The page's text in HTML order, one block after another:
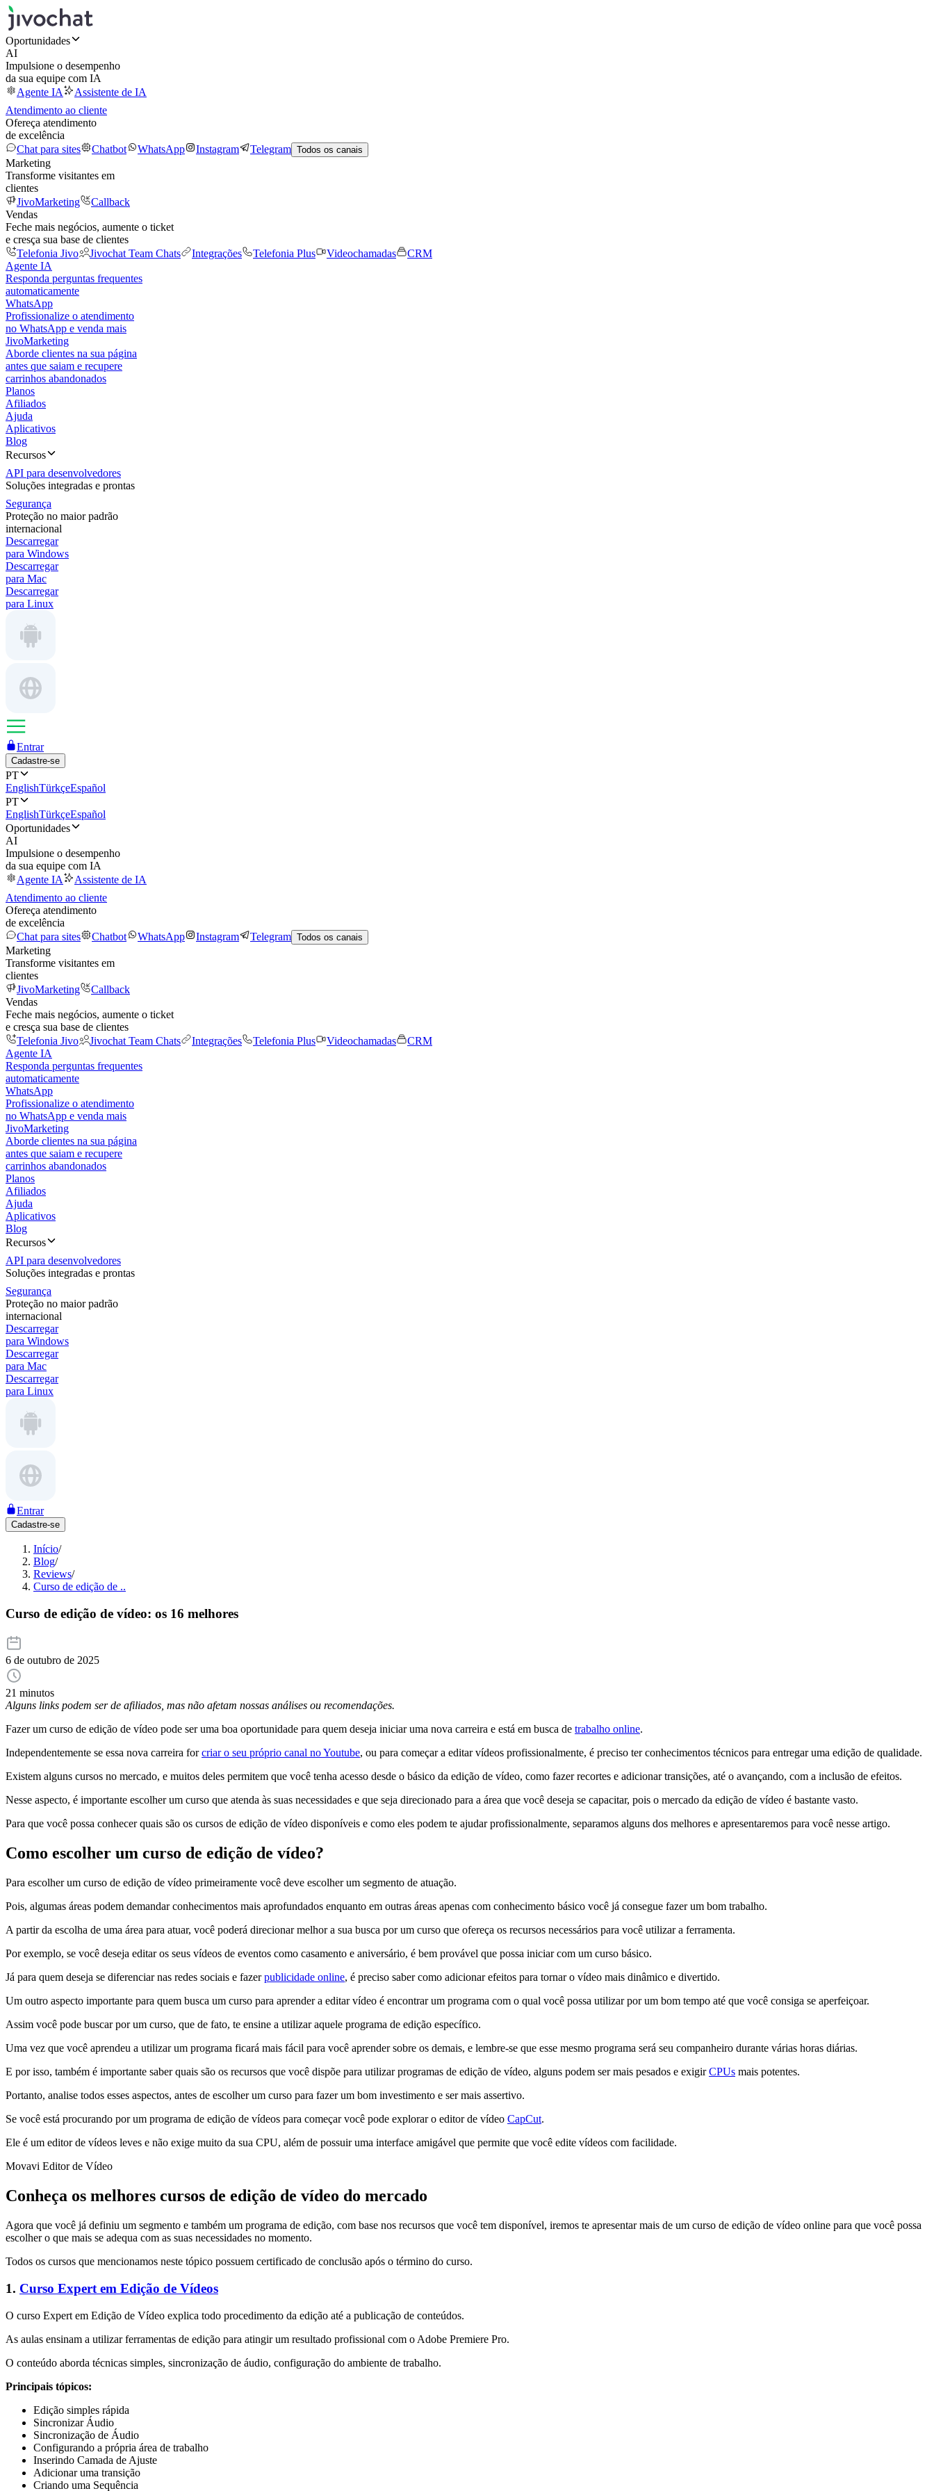
Oportunidades
AI
Impulsione o desempenho
da sua equipe com IA
Agente IA
Assistente de IA
Atendimento ao cliente
Ofereça atendimento
de excelência
Chat para sites
Chatbot WhatsApp Instagram Telegram Todos os canais
Marketing
Transforme visitantes em
clientes
JivoMarketing
Callback
Vendas
Feche mais negócios, aumente o ticket
e cresça sua base de clientes
Telefonia Jivo
Jivochat Team Chats Integrações Telefonia Plus Videochamadas
CRM
Agente IA
Responda perguntas frequentes
automaticamente
WhatsApp
Profissionalize o atendimento
no WhatsApp e venda mais
JivoMarketing
Aborde clientes na sua página
antes que saiam e recupere
carrinhos abandonados
Planos
Afiliados
Ajuda
Aplicativos
Blog
Recursos
API para desenvolvedores
Soluções integradas e prontas
Segurança
Proteção no maior padrão
internacional
Descarregar
para Windows
Descarregar
para Mac
Descarregar
para Linux
Entrar
Cadastre-se
PT
EnglishTürkçeEspañol
PT
EnglishTürkçeEspañol
Oportunidades
AI
Impulsione o desempenho
da sua equipe com IA
Agente IA
Assistente de IA
Atendimento ao cliente
Ofereça atendimento
de excelência
Chat para sites
Chatbot WhatsApp Instagram Telegram Todos os canais
Marketing
Transforme visitantes em
clientes
JivoMarketing
Callback
Vendas
Feche mais negócios, aumente o ticket
e cresça sua base de clientes
Telefonia Jivo
Jivochat Team Chats Integrações Telefonia Plus Videochamadas
CRM
Agente IA
Responda perguntas frequentes
automaticamente
WhatsApp
Profissionalize o atendimento
no WhatsApp e venda mais
JivoMarketing
Aborde clientes na sua página
antes que saiam e recupere
carrinhos abandonados
Planos
Afiliados
Ajuda
Aplicativos
Blog
Recursos
API para desenvolvedores
Soluções integradas e prontas
Segurança
Proteção no maior padrão
internacional
Descarregar
para Windows
Descarregar
para Mac
Descarregar
para Linux
Entrar
Cadastre-se
Início/
Blog/
Reviews/
Curso de edição de ..
Curso de edição de vídeo: os 16 melhores
6 de outubro de 2025
21 minutos
Alguns links podem ser de afiliados, mas não afetam nossas análises ou recomendações.
Fazer um curso de edição de vídeo pode ser uma boa oportunidade para quem deseja iniciar uma nova carreira e está em busca de trabalho online.
Independentemente se essa nova carreira forcriar o seu próprio canal no Youtube, ou para começar a editar vídeos profissionalmente, é preciso ter conhecimentos técnicos para entregar uma edição de qualidade.
Existem alguns cursos no mercado, e muitos deles permitem que você tenha acesso desde o básico da edição de vídeo, como fazer recortes e adicionar transições, até o avançando, com a inclusão de efeitos.
Nesse aspecto, é importante escolher um curso que atenda às suas necessidades e que seja direcionado para a área que você deseja se capacitar, pois o mercado da edição de vídeo é bastante vasto.
Para que você possa conhecer quais são os cursos de edição de vídeo disponíveis e como eles podem te ajudar profissionalmente, separamos alguns dos melhores e apresentaremos para você nesse artigo.
Como escolher um curso de edição de vídeo?
Para escolher um curso de edição de vídeo primeiramente você deve escolher um segmento de atuação.
Pois, algumas áreas podem demandar conhecimentos mais aprofundados enquanto em outras áreas apenas com conhecimento básico você já consegue fazer um bom trabalho.
A partir da escolha de uma área para atuar, você poderá direcionar melhor a sua busca por um curso que ofereça os recursos necessários para você utilizar a ferramenta.
Por exemplo, se você deseja editar os seus vídeos de eventos como casamento e aniversário, é bem provável que possa iniciar com um curso básico.
Já para quem deseja se diferenciar nas redes sociais e fazerpublicidade online, é preciso saber como adicionar efeitos para tornar o vídeo mais dinâmico e divertido.
Um outro aspecto importante para quem busca um curso para aprender a editar vídeo é encontrar um programa com o qual você possa utilizar por um bom tempo até que você consiga se aperfeiçoar.
Assim você pode buscar por um curso, que de fato, te ensine a utilizar aquele programa de edição específico.
Uma vez que você aprendeu a utilizar um programa ficará mais fácil para você aprender sobre os demais, e lembre-se que esse mesmo programa será seu companheiro durante várias horas diárias.
E por isso, também é importante saber quais são os recursos que você dispõe para utilizar programas de edição de vídeo, alguns podem ser mais pesados e exigirCPUs mais potentes.
Portanto, analise todos esses aspectos, antes de escolher um curso para fazer um bom investimento e ser mais assertivo.
Se você está procurando por um programa de edição de vídeos para começar você pode explorar o editor de vídeo CapCut.
Ele é um editor de vídeos leves e não exige muito da sua CPU, além de possuir uma interface amigável que permite que você edite vídeos com facilidade.
Movavi Editor de Vídeo
Conheça os melhores cursos de edição de vídeo do mercado
Agora que você já definiu um segmento e também um programa de edição, com base nos recursos que você tem disponível, iremos te apresentar mais de um curso de edição de vídeo online para que você possa
escolher o que mais se adequa com as suas necessidades no momento.
Todos os cursos que mencionamos neste tópico possuem certificado de conclusão após o término do curso.
1. Curso Expert em Edição de Vídeos
O curso Expert em Edição de Vídeo explica todo procedimento da edição até a publicação de conteúdos.
As aulas ensinam a utilizar ferramentas de edição para atingir um resultado profissional com o Adobe Premiere Pro.
O conteúdo aborda técnicas simples, sincronização de áudio, configuração do ambiente de trabalho.
Principais tópicos:
Edição simples rápida
Sincronizar Áudio
Sincronização de Áudio
Configurando a própria área de trabalho
Inserindo Camada de Ajuste
Adicionar uma transição
Criando uma Sequência